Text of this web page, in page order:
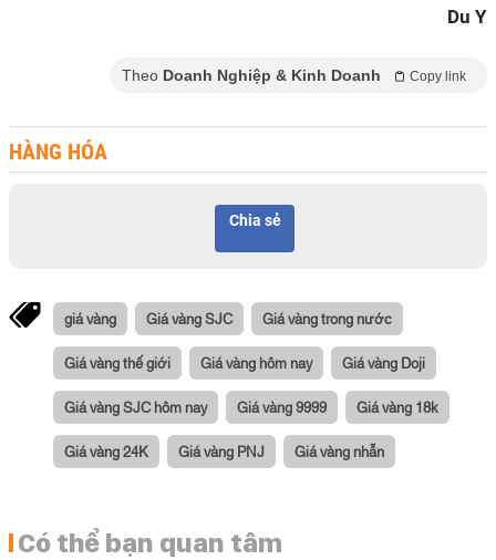
Du Y
Theo Doanh Nghiệp & Kinh Doanh Copy link
HÀNG HÓA
Chia sẻ
giá vàng Giá vàng SJC Giá vàng trong nước
Giá vàng thế giới Giá vàng hôm nay Giá vàng Doji
Giá vàng SJC hôm nay Giá vàng 9999 Giá vàng 18k
Giá vàng 24K Giá vàng PNJ Giá vàng nhẫn
Có thể bạn quan tâm